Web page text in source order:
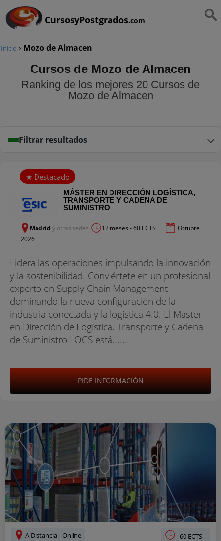
CursosyPostgrados.com
Inicio › Mozo de Almacen
Cursos de Mozo de Almacen
Ranking de los mejores 20 Cursos de
Mozo de Almacen
Filtrar resultados
MÁSTER EN DIRECCIÓN LOGÍSTICA,
TRANSPORTE Y CADENA DE
SUMINISTRO
Madrid y otras sedes 12 meses - 60 ECTS
Octubre
2026
Lidera las operaciones impulsando la innovación
y la sostenibilidad. Conviértete en un profesional
experto en Supply Chain Management
dominando la nueva configuración de la
industria conectada y la logística 4.0. El Máster
en Dirección de Logística, Transporte y Cadena
de Suministro LOCS está......
PIDE INFORMACIÓN
A Distancia - Online 60 ECTS